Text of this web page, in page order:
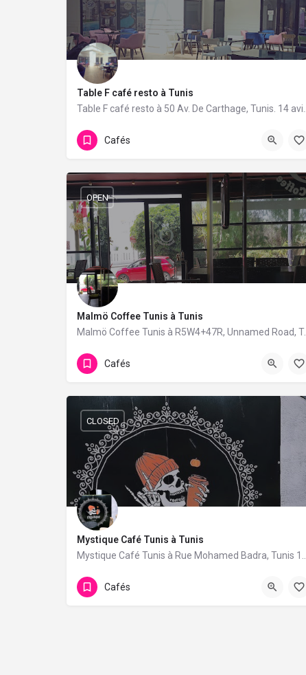
Table F café resto à Tunis
Table F café resto à
Cafés
Malmö Coffee Tunis à Tunis
Malmö Coffee Tunis à
OPEN
Cafés
Mystique Café Tunis à Tunis
Mystique Café Tunis à Rue
CLOSED
Cafés